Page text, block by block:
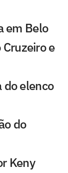
em Belo
e
elenco
do
Keny